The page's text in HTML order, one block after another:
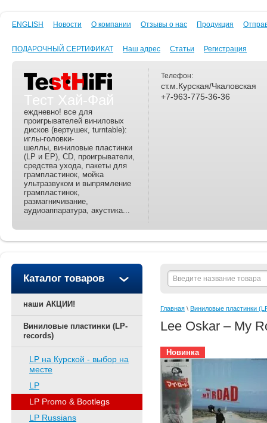
ENGLISH Новости О компании Отзывы о нас Продукция
ПОДАРОЧНЫЙ СЕРТИФИКАТ Наш адрес Статьи Регистрация
Тест Хай-Фай
еждневно! все для
проигрывателей виниловых
дисков (вертушек, turntable):
иглы-головки-
шеллы, виниловые пластинки
(LP и EP), CD, проигрыватели,
средства ухода, пакеты для
грампластинок, мойка
ультразвуком и выпрямление
грампластинок,
размагничивание,
аудиоаппаратура, акустика...
Телефон:
ст.м.Курская/Чкаловская
+7-963-775-36-36
Каталог товаров
наши АКЦИИ!
Виниловые пластинки (LP-
records)
LP на Курской - выбор на
месте
LP
LP Promo & Bootlegs
LP Russians
Главная \ Виниловые пластинки
Lee Oskar ‎– My
Новинка